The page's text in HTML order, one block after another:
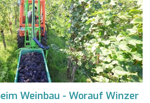
Weinbau - Worauf Winzer